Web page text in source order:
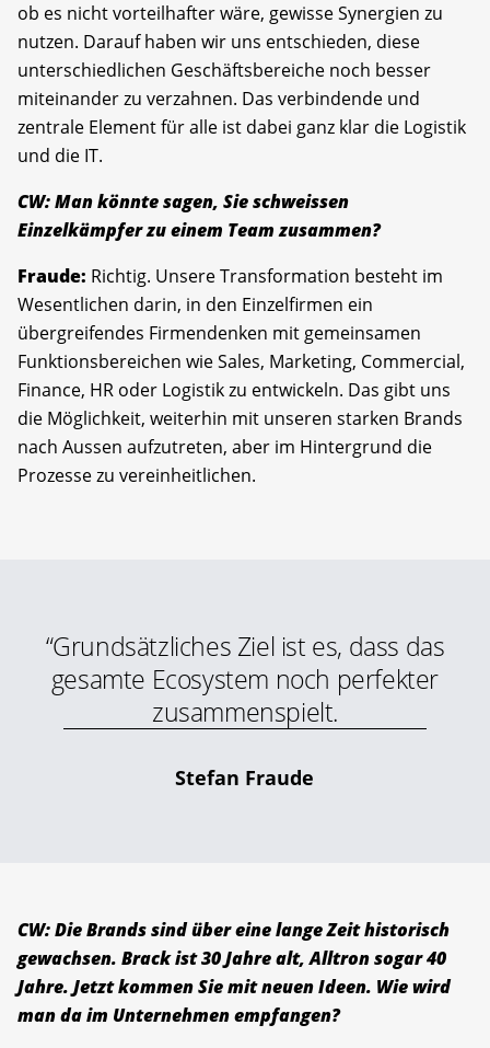
ob es nicht vorteilhafter wäre, gewisse Synergien zu
nutzen. Darauf haben wir uns entschieden, diese
unterschiedlichen Geschäftsbereiche noch besser
miteinander zu verzahnen. Das verbindende und
zentrale Element für alle ist dabei ganz klar die Logistik
und die IT.
CW: Man könnte sagen, Sie schweissen
Einzelkämpfer zu einem Team zusammen?
Fraude: Richtig. Unsere Transformation besteht im
Wesentlichen darin, in den Einzelfirmen ein
übergreifendes Firmendenken mit gemeinsamen
Funktionsbereichen wie Sales, Marketing, Commercial,
Finance, HR oder Logistik zu entwickeln. Das gibt uns
die Möglichkeit, weiterhin mit unseren starken Brands
nach Aussen aufzutreten, aber im Hintergrund die
Prozesse zu vereinheitlichen.
“Grundsätzliches Ziel ist es, dass das
gesamte Ecosystem noch perfekter
zusammenspielt.
Stefan Fraude
CW: Die Brands sind über eine lange Zeit historisch
gewachsen. Brack ist 30 Jahre alt, Alltron sogar 40
Jahre. Jetzt kommen Sie mit neuen Ideen. Wie wird
man da im Unternehmen empfangen?